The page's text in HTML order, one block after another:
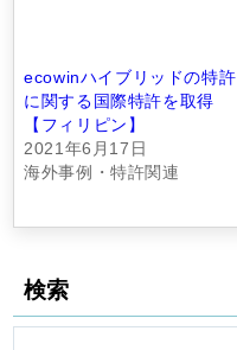
ecowinハイブリッドの特許
に関する国際特許を取得
【フィリピン】
2021年6月17日
海外事例・特許関連
検索